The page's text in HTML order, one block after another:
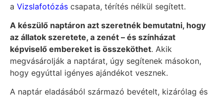
a Vizslafotózás csapata, térítés nélkül segített.
A készülő naptáron azt szeretnék bemutatni, hogy
az állatok szeretete, a zenét – és színházat
képviselő embereket is összeköthet. Akik
megvásárolják a naptárat, úgy segítenek másokon,
hogy egyúttal igényes ajándékot vesznek.
A naptár eladásából származó bevételt, kizárólag és